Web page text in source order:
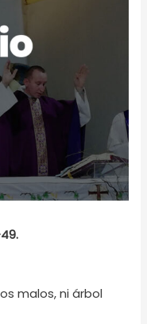
malos, ni árbol